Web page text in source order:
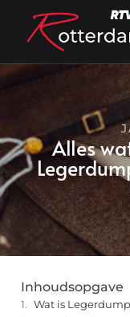
Alles
Inhoudsopgave
Wat is